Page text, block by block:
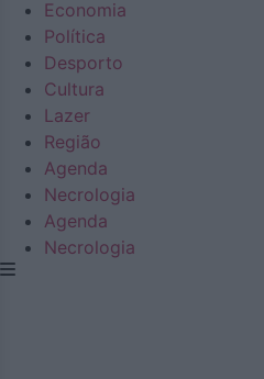
Economia
Política
Desporto
Cultura
Lazer
Região
Agenda
Necrologia
Agenda
Necrologia